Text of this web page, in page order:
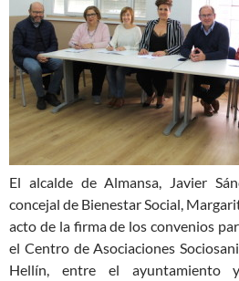
El alcalde de Almansa, Javier
concejal de Bienestar Social,
acto de la firma de los convenios
el Centro de Asociaciones
Hellín, entre el ayuntamiento